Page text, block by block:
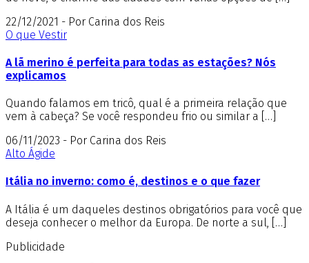
22/12/2021 - Por Carina dos Reis
O que Vestir
A lã merino é perfeita para todas as estações? Nós
explicamos
Quando falamos em tricô, qual é a primeira relação que
vem à cabeça? Se você respondeu frio ou similar a […]
06/11/2023 - Por Carina dos Reis
Alto Ágide
Itália no inverno: como é, destinos e o que fazer
A Itália é um daqueles destinos obrigatórios para você que
deseja conhecer o melhor da Europa. De norte a sul, […]
Publicidade